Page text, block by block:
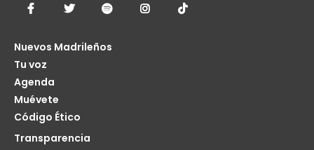
Nuevos Madrileños
Tu voz
Agenda
Muévete
Código Ético
Transparencia